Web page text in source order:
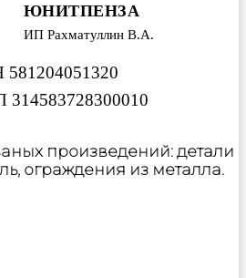
ЮНИТПЕНЗА
ИП Рахматуллин В.А.
произведений: детали
ограждения из металла.